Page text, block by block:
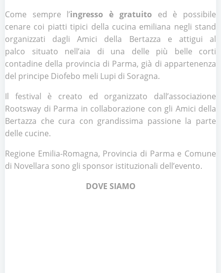
Come sempre l’ingresso è gratuito ed è possibile
cenare coi piatti tipici della cucina emiliana negli stand
organizzati dagli Amici della Bertazza e attigui al
palco situato nell’aia di una delle più belle corti
contadine della provincia di Parma, già di appartenenza
del principe Diofebo meli Lupi di Soragna.
Il festival è creato ed organizzato dall’associazione
Rootsway di Parma in collaborazione con gli Amici della
Bertazza che cura con grandissima passione la parte
delle cucine.
Regione Emilia-Romagna, Provincia di Parma e Comune
di Novellara sono gli sponsor istituzionali dell’evento.
DOVE SIAMO